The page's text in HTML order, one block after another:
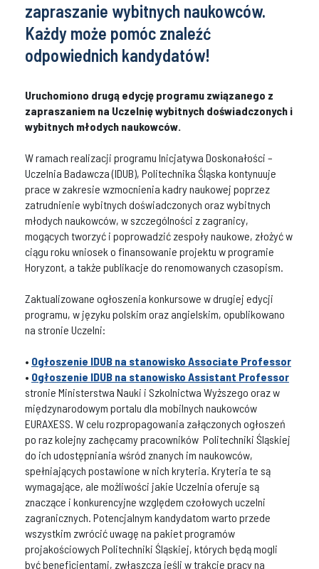
zapraszanie wybitnych naukowców.
Każdy może pomóc znaleźć
odpowiednich kandydatów!
Uruchomiono drugą edycję programu związanego z
zapraszaniem na Uczelnię wybitnych doświadczonych i
wybitnych młodych naukowców.
W ramach realizacji programu Inicjatywa Doskonałości –
Uczelnia Badawcza (IDUB), Politechnika Śląska kontynuuje
prace w zakresie wzmocnienia kadry naukowej poprzez
zatrudnienie wybitnych doświadczonych oraz wybitnych
młodych naukowców, w szczególności z zagranicy,
mogących tworzyć i poprowadzić zespoły naukowe, złożyć w
ciągu roku wniosek o finansowanie projektu w programie
Horyzont, a także publikacje do renomowanych czasopism.
Zaktualizowane ogłoszenia konkursowe w drugiej edycji
programu, w języku polskim oraz angielskim, opublikowano
na stronie Uczelni:
• Ogłoszenie IDUB na stanowisko Associate Professor
• Ogłoszenie IDUB na stanowisko Assistant Professor
stronie Ministerstwa Nauki i Szkolnictwa Wyższego oraz w
międzynarodowym portalu dla mobilnych naukowców
EURAXESS. W celu rozpropagowania załączonych ogłoszeń
po raz kolejny zachęcamy pracowników Politechniki Śląskiej
do ich udostępniania wśród znanych im naukowców,
spełniających postawione w nich kryteria. Kryteria te są
wymagające, ale możliwości jakie Uczelnia oferuje są
znaczące i konkurencyjne względem czołowych uczelni
zagranicznych. Potencjalnym kandydatom warto przede
wszystkim zwrócić uwagę na pakiet programów
projakościowych Politechniki Śląskiej, których będą mogli
być beneficjentami, zwłaszcza jeśli w trakcie pracy na